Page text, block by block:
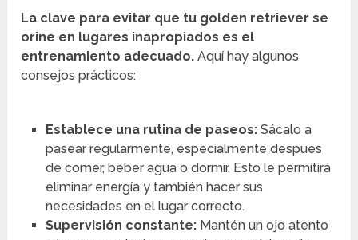
La clave para evitar que tu golden retriever se
orine en lugares inapropiados es el
entrenamiento adecuado. Aquí hay algunos
consejos prácticos:
Establece una rutina de paseos:Sácalo a
pasear regularmente, especialmente después
de comer, beber agua o dormir. Esto le permitirá
eliminar energía y también hacer sus
necesidades en el lugar correcto.
Supervisión constante:Mantén un ojo atento